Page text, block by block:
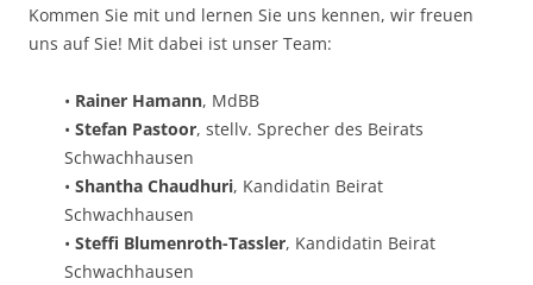
Kommen Sie mit und lernen Sie uns kennen, wir freuen
uns auf Sie! Mit dabei ist unser Team:
• Rainer Hamann, MdBB
• Stefan Pastoor, stellv. Sprecher des Beirats
Schwachhausen
• Shantha Chaudhuri, Kandidatin Beirat
Schwachhausen
• Steffi Blumenroth-Tassler, Kandidatin Beirat
Schwachhausen